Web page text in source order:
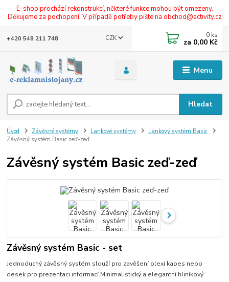
E-shop prochází rekonstrukcí, některé funkce mohou být omezeny.
Děkujeme za pochopení. V případě potřeby pište na obchod@activity.cz
Menu
CZK
Hledat
+420 548 211 748 0 ks
za 0,00 Kč
Úvod Závěsné systémy Lankové systémy
Lankový systém Basic
Závěsný systém Basic zeď-zeď
Závěsný systém Basic zeď-zeď
Závěsný systém Basic - set
Jednoduchý závěsný systém slouží pro zavěšení plexi kapes nebo
desek pro prezentaci informací.Minimalistický a elegantní hliníkový